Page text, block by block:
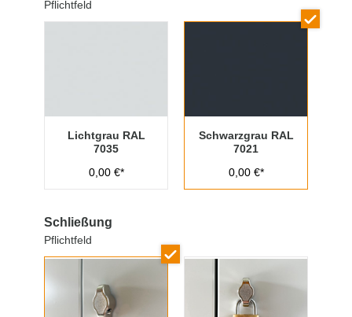
Pflichtfeld
Lichtgrau RAL
7035
0,00 €*
Schwarzgrau RAL
7021
0,00 €*
Schließung
Pflichtfeld